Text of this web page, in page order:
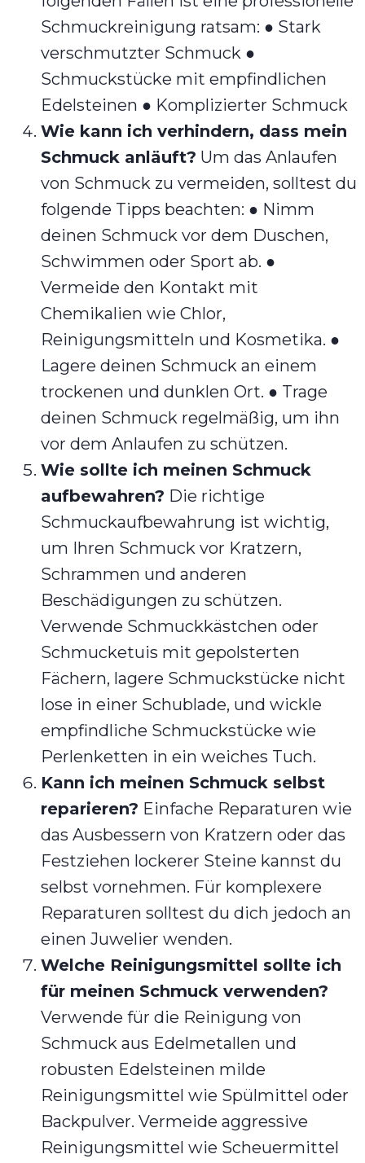
Schmuckreinigung ratsam: ● Stark
verschmutzter Schmuck ●
Schmuckstücke mit empfindlichen
Edelsteinen ● Komplizierter Schmuck
Wie kann ich verhindern, dass mein
Schmuck anläuft? Um das Anlaufen
von Schmuck zu vermeiden, solltest du
folgende Tipps beachten: ● Nimm
deinen Schmuck vor dem Duschen,
Schwimmen oder Sport ab. ●
Vermeide den Kontakt mit
Chemikalien wie Chlor,
Reinigungsmitteln und Kosmetika. ●
Lagere deinen Schmuck an einem
trockenen und dunklen Ort. ● Trage
deinen Schmuck regelmäßig, um ihn
vor dem Anlaufen zu schützen.
Wie sollte ich meinen Schmuck
aufbewahren? Die richtige
Schmuckaufbewahrung ist wichtig,
um Ihren Schmuck vor Kratzern,
Schrammen und anderen
Beschädigungen zu schützen.
Verwende Schmuckkästchen oder
Schmucketuis mit gepolsterten
Fächern, lagere Schmuckstücke nicht
lose in einer Schublade, und wickle
empfindliche Schmuckstücke wie
Perlenketten in ein weiches Tuch.
Kann ich meinen Schmuck selbst
reparieren? Einfache Reparaturen wie
das Ausbessern von Kratzern oder das
Festziehen lockerer Steine kannst du
selbst vornehmen. Für komplexere
Reparaturen solltest du dich jedoch an
einen Juwelier wenden.
Welche Reinigungsmittel sollte ich
für meinen Schmuck verwenden?
Verwende für die Reinigung von
Schmuck aus Edelmetallen und
robusten Edelsteinen milde
Reinigungsmittel wie Spülmittel oder
Backpulver. Vermeide aggressive
Reinigungsmittel wie Scheuermittel